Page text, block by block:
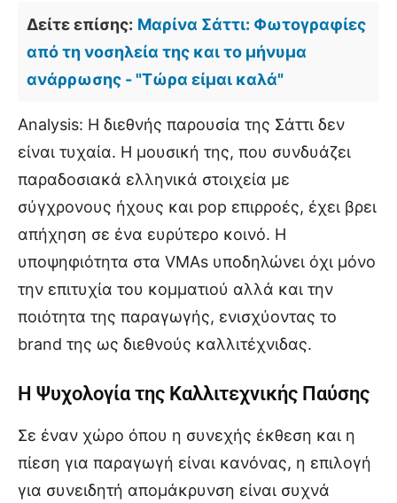
Δείτε επίσης: Μαρίνα Σάττι: Φωτογραφίες
από τη νοσηλεία της και το μήνυμα
ανάρρωσης - "Τώρα είμαι καλά"
Analysis: Η διεθνής παρουσία της Σάττι δεν
είναι τυχαία. Η μουσική της, που συνδυάζει
παραδοσιακά ελληνικά στοιχεία με
σύγχρονους ήχους και pop επιρροές, έχει βρει
απήχηση σε ένα ευρύτερο κοινό. Η
υποψηφιότητα στα VMAs υποδηλώνει όχι μόνο
την επιτυχία του κομματιού αλλά και την
ποιότητα της παραγωγής, ενισχύοντας το
brand της ως διεθνούς καλλιτέχνιδας.
Η Ψυχολογία της Καλλιτεχνικής Παύσης
Σε έναν χώρο όπου η συνεχής έκθεση και η
πίεση για παραγωγή είναι κανόνας, η επιλογή
για συνειδητή απομάκρυνση είναι συχνά